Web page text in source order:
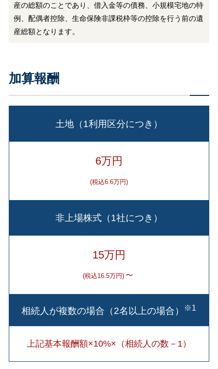
産の総額のことであり、借入金等の債務、小規模宅地の特
例、配偶者控除、生命保険非課税枠等の控除を行う前の遺
産総額となります。
加算報酬
土地（1利用区分につき）
6万円
(税込6.6万円)
非上場株式（1社につき）
15万円
(税込16.5万円) ～
相続人が複数の場合（2名以上の場合） ※1
上記基本報酬額×10%×（相続人の数－1）